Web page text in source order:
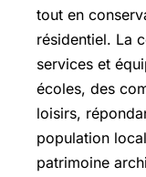
tout en
résidentiel. La
services et
écoles, des
loisirs,
population
patrimoine